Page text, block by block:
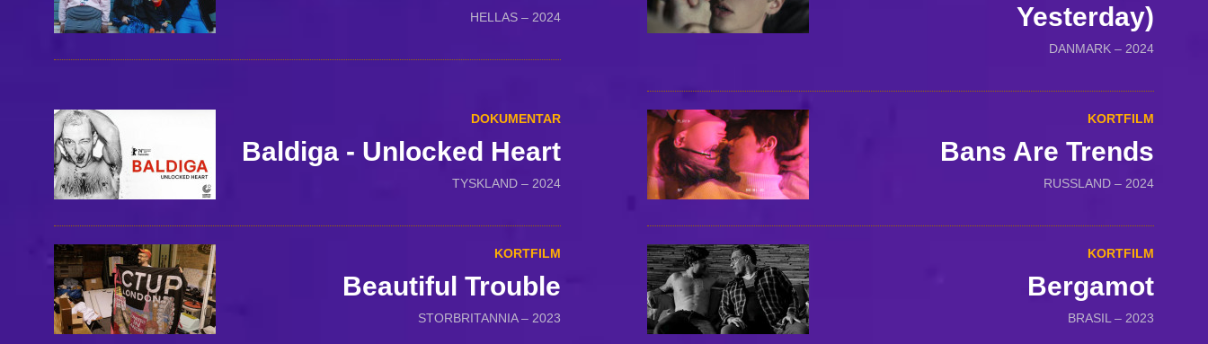
HELLAS – 2024 Yesterday)
DANMARK – 2024
DOKUMENTAR
Baldiga - Unlocked Heart
TYSKLAND – 2024
KORTFILM
Bans Are Trends
RUSSLAND – 2024
KORTFILM
Beautiful Trouble
STORBRITANNIA – 2023
KORTFILM
Bergamot
BRASIL – 2023